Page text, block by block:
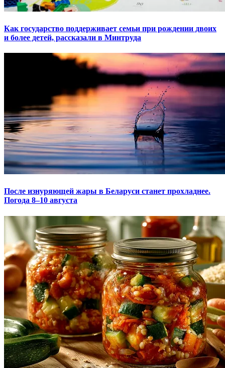
Как государство поддерживает семьи при рождении двоих
и более детей, рассказали в Минтруда
После изнуряющей жары в Беларуси станет прохладнее.
Погода 8–10 августа